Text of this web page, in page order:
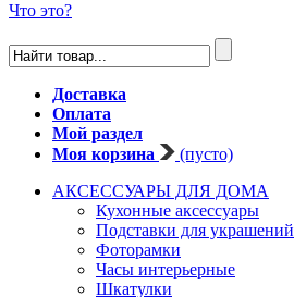
Что это?
Доставка
Оплата
Мой раздел
Моя корзина
(пусто)
АКСЕССУАРЫ ДЛЯ ДОМА
Кухонные аксессуары
Подставки для украшений
Фоторамки
Часы интерьерные
Шкатулки